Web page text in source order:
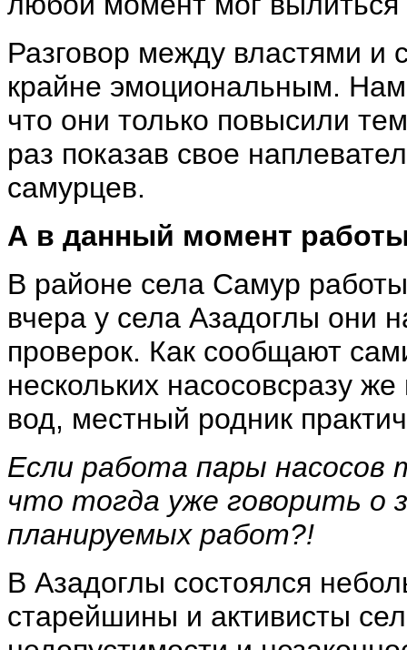
Разговор между властями и
крайне эмоциональным.
что они только повысили
раз показав свое
самурцев.
А в данный момент
В районе села Самур
вчера у села Азадоглы они
проверок. Как сообщают
нескольких насосовсразу
вод, местный родник
Если работа пары насосов
что тогда уже говорить о
планируемых работ?!
В Азадоглы состоялся
старейшины и активисты